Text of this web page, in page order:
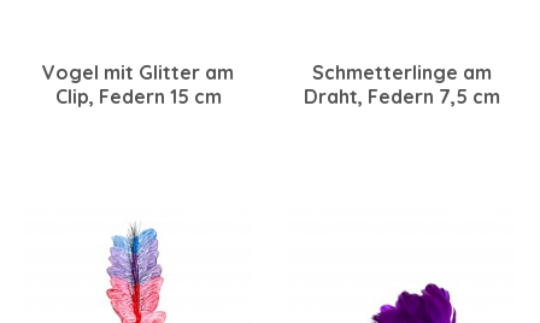
Vogel mit Glitter am
Clip, Federn 15 cm
Schmetterlinge am
Draht, Federn 7,5 cm